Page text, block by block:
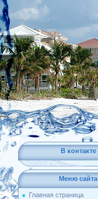
В контакте
Меню сайта
Главная страница